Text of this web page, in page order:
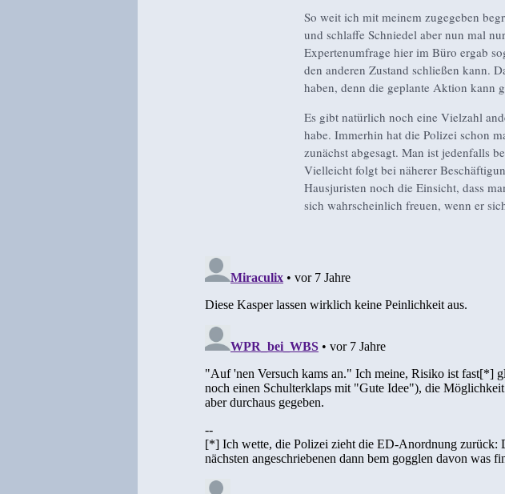
So weit ich mit meinem zugegeben
und schlaffe Schniedel aber nun mal
Expertenumfrage hier im Büro ergab
den anderen Zustand schließen kann.
haben, denn die geplante Aktion kann
Es gibt natürlich noch eine Vielzahl
habe. Immerhin hat die Polizei schon
zunächst abgesagt. Man ist jedenfalls
Vielleicht folgt bei näherer
Hausjuristen noch die Einsicht, dass
sich wahrscheinlich freuen, wenn er